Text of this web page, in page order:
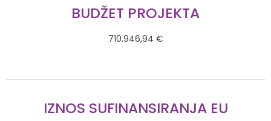
BUDŽET PROJEKTA
710.946,94 €
IZNOS SUFINANSIRANJA EU